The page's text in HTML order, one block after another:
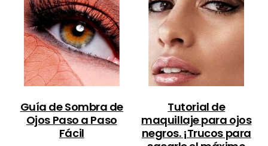
Guía de Sombra de
Ojos Paso a Paso
Fácil
Tutorial de
maquillaje para ojos
negros. ¡Trucos para